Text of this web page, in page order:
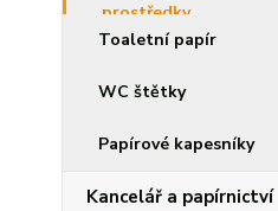
Toaletní papír
WC štětky
Papírové kapesníky
Kancelář a papírnictví